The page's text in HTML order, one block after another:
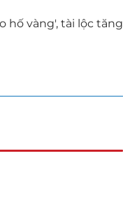
hố vàng', tài lộc tăng